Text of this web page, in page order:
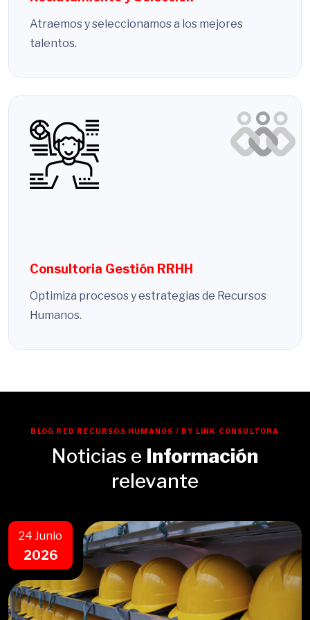
Atraemos y seleccionamos a los mejores
talentos.
Consultoria Gestión RRHH
Optimiza procesos y estrategias de Recursos
Humanos.
BLOG RED RECURSOS HUMANOS / BY LINK CONSULTORA
Noticias e Información
relevante
24 Junio
2026